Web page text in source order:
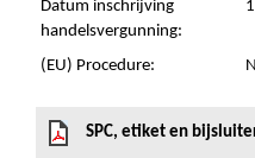
Datum inschrijving
handelsvergunning:
(EU) Procedure:
SPC, etiket en